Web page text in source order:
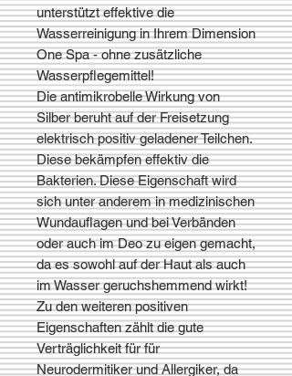
unterstützt effektive die
Wasserreinigung in Ihrem Dimension
One Spa - ohne zusätzliche
Wasserpflegemittel!
Die antimikrobelle Wirkung von
Silber beruht auf der Freisetzung
elektrisch positiv geladener Teilchen.
Diese bekämpfen effektiv die
Bakterien. Diese Eigenschaft wird
sich unter anderem in medizinischen
Wundauflagen und bei Verbänden
oder auch im Deo zu eigen gemacht,
da es sowohl auf der Haut als auch
im Wasser geruchshemmend wirkt!
Zu den weiteren positiven
Eigenschaften zählt die gute
Verträglichkeit für für
Neurodermitiker und Allergiker, da